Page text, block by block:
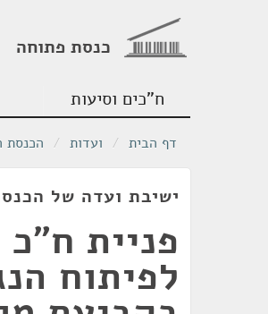
כנסת פתוחה
ח"כים וסיעות
דף הבית / ועדות / הכנסת
ישיבת ועדה של הכנסת ה-18 מתאריך
פניית
לפיתוח